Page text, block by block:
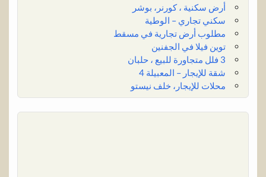
أرض سكنية ، كورنر، بوشر
سكني تجاري – الوطية
مطلوب أرض تجارية في مسقط
توين فيلا في الجفنين
3 فلل متجاورة للبيع ، حلبان
شقة للإيجار – المعبيلة 4
محلات للإيجار، خلف نيستو